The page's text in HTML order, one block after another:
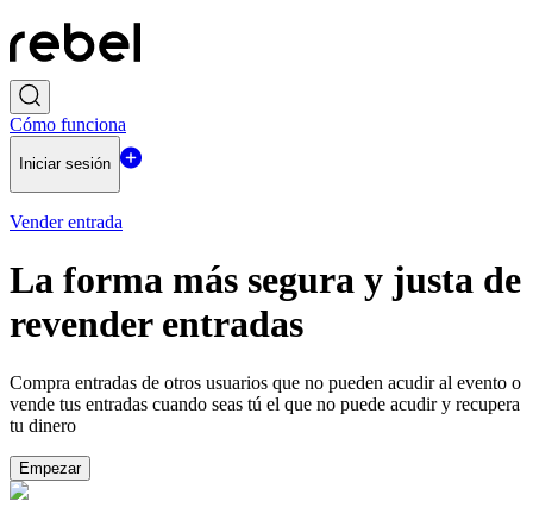
Cómo funciona
Iniciar sesión
Vender entrada
La forma más segura y justa de
revender entradas
Compra entradas de otros usuarios que no pueden acudir al evento o
vende tus entradas cuando seas tú el que no puede acudir y recupera
tu dinero
Empezar